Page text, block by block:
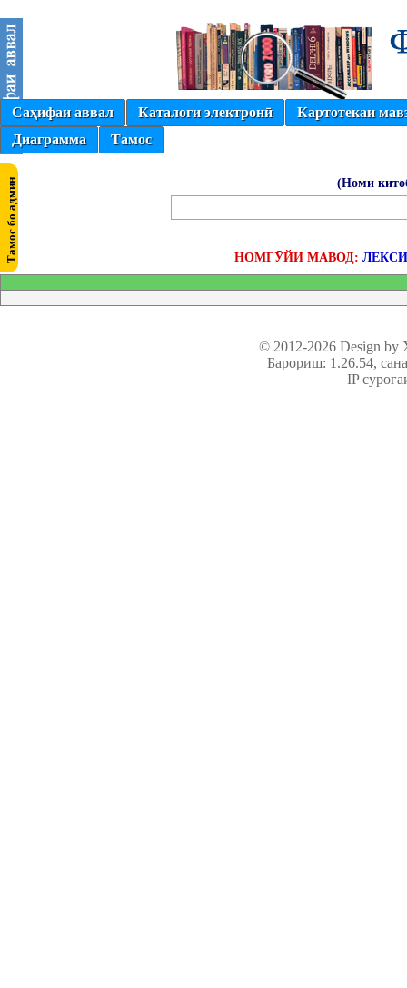
Саҳифаи аввал Каталоги электронӣ
Картотекаи
Диаграмма
Тамос
(Номи
НОМГӮЙИ МАВОД:
© 2012-2026 Design
Барориш: 1.26.54,
IP